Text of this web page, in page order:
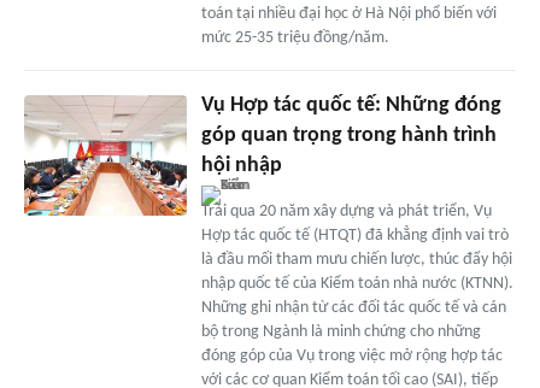
toán tại nhiều đại học ở Hà Nội phổ biến với
mức 25-35 triệu đồng/năm.
Vụ Hợp tác quốc tế: Những đóng
góp quan trọng trong hành trình
hội nhập
Trải qua 20 năm xây dựng và phát triển, Vụ
Hợp tác quốc tế (HTQT) đã khẳng định vai trò
là đầu mối tham mưu chiến lược, thúc đẩy hội
nhập quốc tế của Kiểm toán nhà nước (KTNN).
Những ghi nhận từ các đối tác quốc tế và cán
bộ trong Ngành là minh chứng cho những
đóng góp của Vụ trong việc mở rộng hợp tác
với các cơ quan Kiểm toán tối cao (SAI), tiếp